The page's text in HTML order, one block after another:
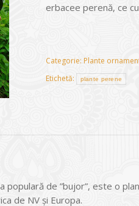
erbacee perenă, ce
Categorie: Plante
Etichetă:
plante perene
populară de ”bujor”, este o
de NV și Europa.